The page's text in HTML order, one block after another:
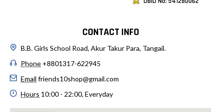
CONTACT INFO
B.B. Girls School Road, Akur Takur Para, Tangail.
Phone +8801317-622945
Email friends10shop@gmail.com
Hours 10:00 - 22:00, Everyday